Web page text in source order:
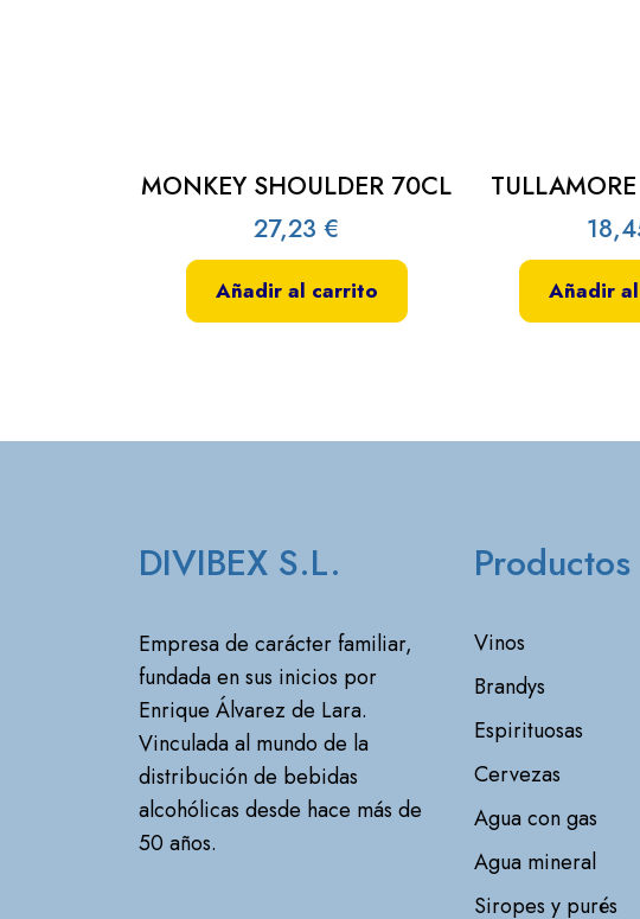
MONKEY SHOULDER 70CL
27,23€
Añadir al carrito Añadir
DIVIBEX S.L.
Empresa de carácter familiar,
fundada en sus inicios por
Enrique Álvarez de Lara.
Vinculada al mundo de la
distribución de bebidas
alcohólicas desde hace más de
50 años.
Productos
Vinos
Brandys
Espirituosas
Cervezas
Agua con gas
Agua mineral
Siropes y purés